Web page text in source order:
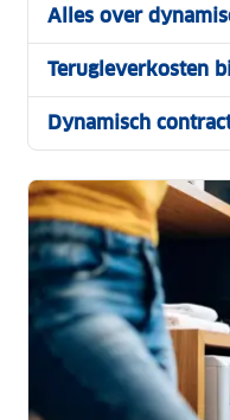
Alles over
Terugleverkosten
Dynamisch